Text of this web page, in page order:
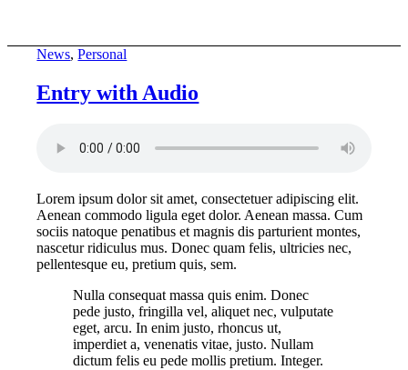
News,Personal
Entry with Audio
Lorem ipsum dolor sit amet, consectetuer adipiscing elit.
Aenean commodo ligula eget dolor. Aenean massa. Cum
sociis natoque penatibus et magnis dis parturient montes,
nascetur ridiculus mus. Donec quam felis, ultricies nec,
pellentesque eu, pretium quis, sem.
Nulla consequat massa quis enim. Donec
pede justo, fringilla vel, aliquet nec, vulputate
eget, arcu. In enim justo, rhoncus ut,
imperdiet a, venenatis vitae, justo. Nullam
dictum felis eu pede mollis pretium. Integer.